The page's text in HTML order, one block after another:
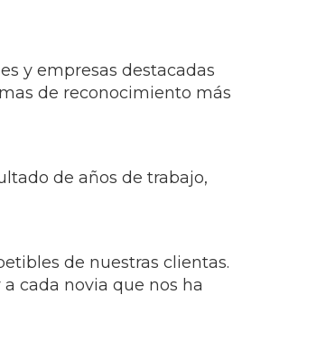
por su elegancia,
vestidos: experiencias
durante la ceremonia
importantes
y empresas destacadas